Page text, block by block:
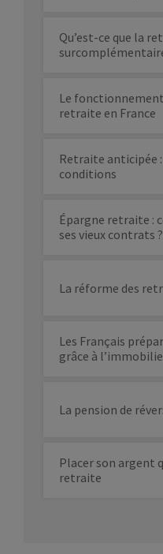
Qu’est-ce que la
Le
retraite en France
Retraite
conditions
Épargne retraite :
ses vieux contrats ?
La réforme des
Les Français
grâce à
La pension de
Placer son argent
retraite